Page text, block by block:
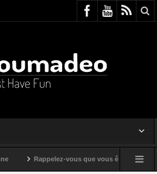
Rappelez-vous que vous êtes super !